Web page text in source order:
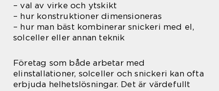
– val av virke och ytskikt
– hur konstruktioner dimensioneras
– hur man bäst kombinerar snickeri med el,
solceller eller annan teknik
Företag som både arbetar med
elinstallationer, solceller och snickeri kan ofta
erbjuda helhetslösningar. Det är värdefullt